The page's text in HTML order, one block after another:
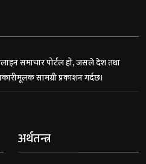
समाचार पोर्टल हो, जसले देश तथा
सामग्री प्रकाशन गर्दछ।
अर्थतन्त्र